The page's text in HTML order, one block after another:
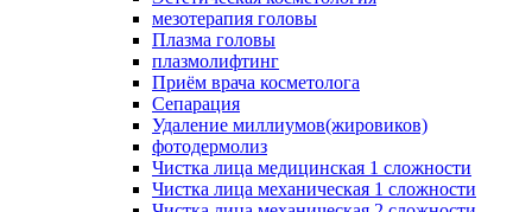
мезотерапия головы
Плазма головы
плазмолифтинг
Приём врача косметолога
Сепарация
Удаление миллиумов(жировиков)
фотодермолиз
Чистка лица медицинская 1 сложности
Чистка лица механическая 1 сложности